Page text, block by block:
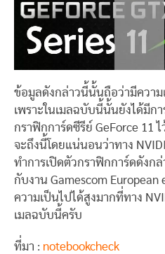
ข้อมูลดังกล่าวนี้นั้นถือว่ามีความ
เพราะในเมลฉบับนี้นั้นยังได้มีก
กราฟิกการ์ดซีรีย์ GeForce 11
จะถึงนี้โดยแน่นอนว่าทาง
ทำการเปิดตัวกราฟิกการ์ดดังก
กับงาน Gamescom
ความเป็นไปได้สูงมากที่ทาง
เมลฉบับนี้ครับ
ที่มา : notebookcheck